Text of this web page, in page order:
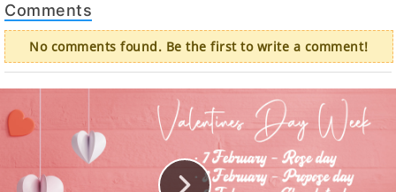
Comments
No comments found. Be the first to write a comment!